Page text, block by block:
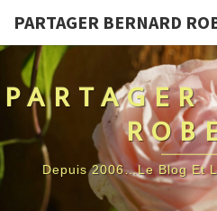
PARTAGER BERNARD
Depuis 2006…Le Blog Et